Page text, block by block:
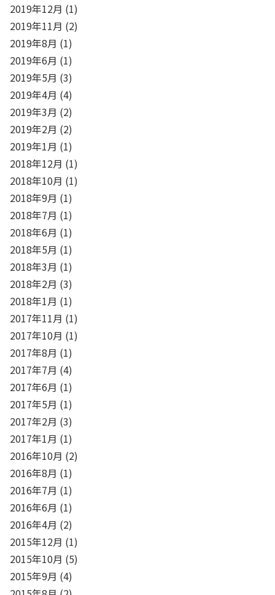
2019年12月 (1)
2019年11月 (2)
2019年8月 (1)
2019年6月 (1)
2019年5月 (3)
2019年4月 (4)
2019年3月 (2)
2019年2月 (2)
2019年1月 (1)
2018年12月 (1)
2018年10月 (1)
2018年9月 (1)
2018年7月 (1)
2018年6月 (1)
2018年5月 (1)
2018年3月 (1)
2018年2月 (3)
2018年1月 (1)
2017年11月 (1)
2017年10月 (1)
2017年8月 (1)
2017年7月 (4)
2017年6月 (1)
2017年5月 (1)
2017年2月 (3)
2017年1月 (1)
2016年10月 (2)
2016年8月 (1)
2016年7月 (1)
2016年6月 (1)
2016年4月 (2)
2015年12月 (1)
2015年10月 (5)
2015年9月 (4)